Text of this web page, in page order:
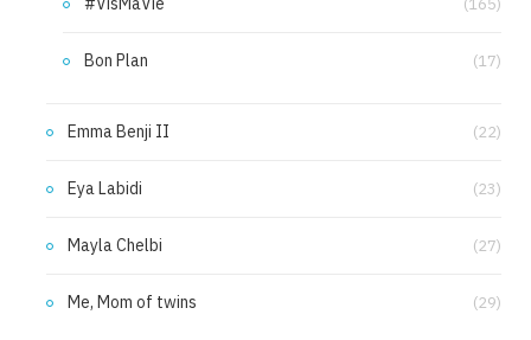
Bon Plan (17)
Emma Benji II (22)
Eya Labidi (23)
Mayla Chelbi (27)
Me, Mom of twins (29)